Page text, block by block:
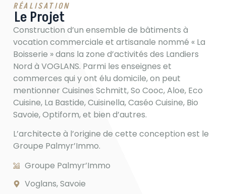
RÉALISATION
Le Projet
Construction d’un ensemble de bâtiments à
vocation commerciale et artisanale nommé « La
Boisserie » dans la zone d’activités des Landiers
Nord à VOGLANS. Parmi les enseignes et
commerces qui y ont élu domicile, on peut
mentionner Cuisines Schmitt, So Cooc, Aloe, Eco
Cuisine, La Bastide, Cuisinella, Caséo Cuisine, Bio
Savoie, Optiform, et bien d’autres.
L’architecte à l’origine de cette conception est le
Groupe Palmyr’Immo.
Groupe Palmyr’Immo
Voglans, Savoie